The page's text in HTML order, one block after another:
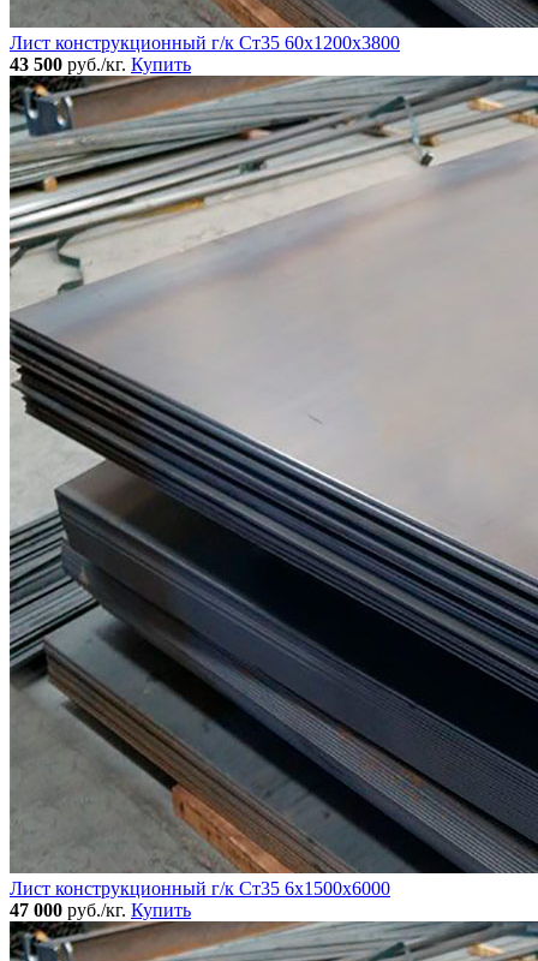
Лист конструкционный г/к Ст35 60х1200х3800
43 500 руб./кг. Купить
Лист конструкционный г/к Ст35 6х1500х6000
47 000 руб./кг. Купить